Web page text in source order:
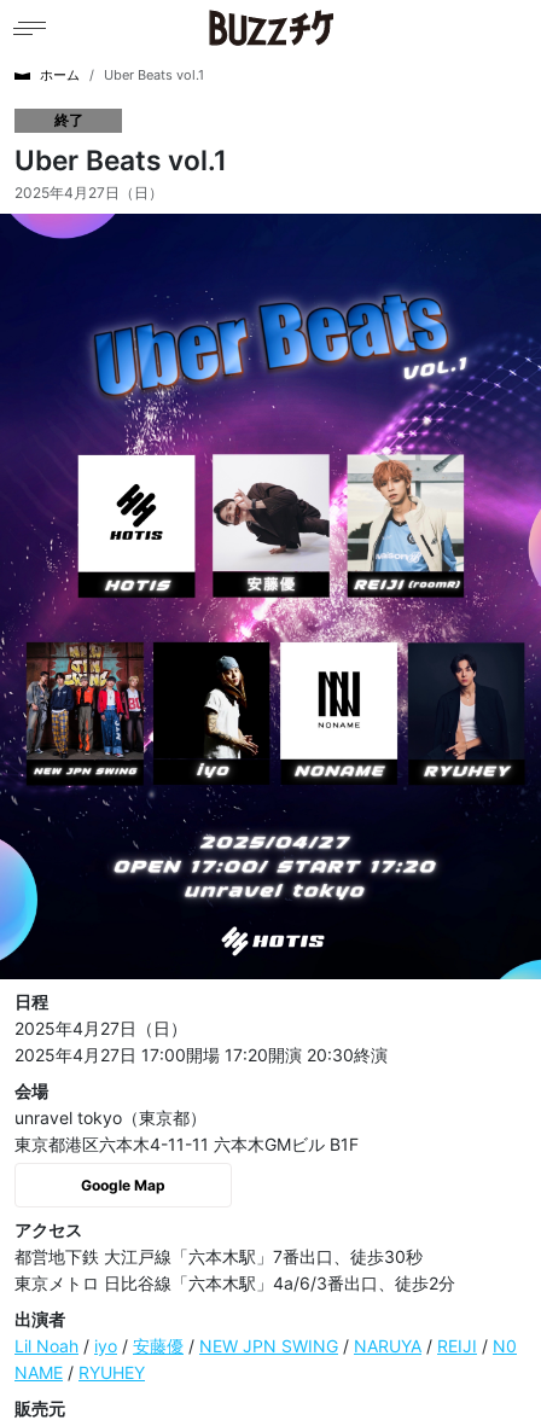
ホーム Uber Beats vol.1
終了
Uber Beats vol.1
2025年4月27日（日）
日程
2025年4月27日（日）
2025年4月27日 17:00開場 17:20開演 20:30終演
会場
unravel tokyo（東京都）
東京都港区六本木4-11-11 六本木GMビル B1F
Google Map
アクセス
都営地下鉄 大江戸線「六本木駅」7番出口、徒歩30秒
東京メトロ 日比谷線「六本木駅」4a/6/3番出口、徒歩2分
出演者
Lil Noah / iyo / 安藤優 / NEW JPN SWING / NARUYA / REIJI / N0
NAME / RYUHEY
販売元